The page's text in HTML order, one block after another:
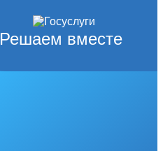
Решаем вместе